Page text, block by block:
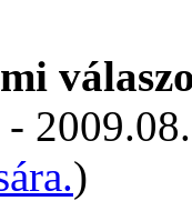
-
)